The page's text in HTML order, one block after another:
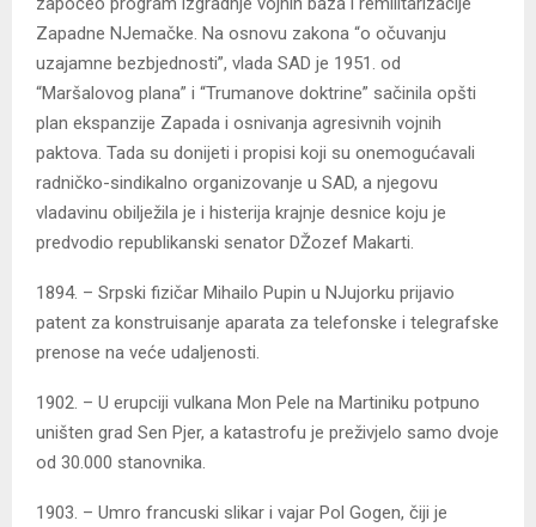
Zapadne NJemačke. Na osnovu zakona “o očuvanju
uzajamne bezbjednosti”, vlada SAD je 1951. od
“Maršalovog plana” i “Trumanove doktrine” sačinila opšti
plan ekspanzije Zapada i osnivanja agresivnih vojnih
paktova. Tada su donijeti i propisi koji su onemogućavali
radničko-sindikalno organizovanje u SAD, a njegovu
vladavinu obilježila je i histerija krajnje desnice koju je
predvodio republikanski senator DŽozef Makarti.
1894. – Srpski fizičar Mihailo Pupin u NJujorku prijavio
patent za konstruisanje aparata za telefonske i telegrafske
prenose na veće udaljenosti.
1902. – U erupciji vulkana Mon Pele na Martiniku potpuno
uništen grad Sen Pjer, a katastrofu je preživjelo samo dvoje
od 30.000 stanovnika.
1903. – Umro francuski slikar i vajar Pol Gogen, čiji je